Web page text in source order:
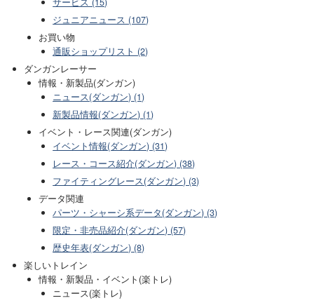
ジュニアニュース (107)
お買い物
通販ショップリスト (2)
ダンガンレーサー
情報・新製品(ダンガン)
ニュース(ダンガン) (1)
新製品情報(ダンガン) (1)
イベント・レース関連(ダンガン)
イベント情報(ダンガン) (31)
レース・コース紹介(ダンガン) (38)
ファイティングレース(ダンガン) (3)
データ関連
パーツ・シャーシ系データ(ダンガン) (3)
限定・非売品紹介(ダンガン) (57)
歴史年表(ダンガン) (8)
楽しいトレイン
情報・新製品・イベント(楽トレ)
ニュース(楽トレ)